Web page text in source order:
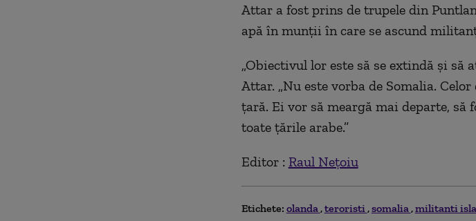
Attar a fost prins de trupele din
apă în munții în care se ascund
„Obiectivul lor este să se extindă și să
Attar. „Nu este vorba de Somalia.
țară. Ei vor să meargă mai departe,
toate țările arabe.”
Editor : Raul Nețoiu
Etichete: olanda teroristi somalia militanti